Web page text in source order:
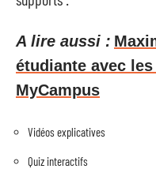
A lire aussi :
étudiante avec
MyCampus
Vidéos explicatives
Quiz interactifs